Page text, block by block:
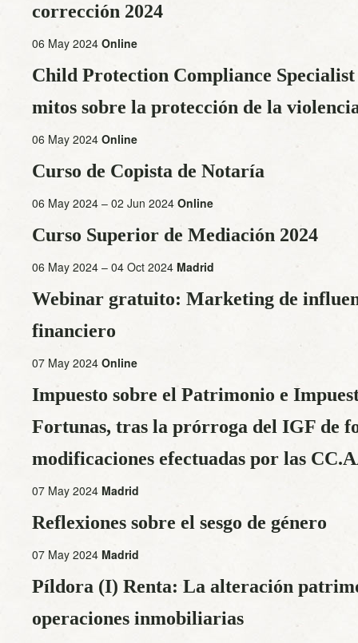
corrección 2024
06 May 2024 Online
Child Protection Compliance
mitos sobre la protección de la
06 May 2024 Online
Curso de Copista de Notaría
06 May 2024 – 02 Jun 2024 Online
Curso Superior de Mediación 2024
06 May 2024 – 04 Oct 2024 Madrid
Webinar gratuito: Marketing de
financiero
07 May 2024 Online
Impuesto sobre el Patrimonio e
Fortunas, tras la prórroga del IGF de
modificaciones efectuadas por las
07 May 2024 Madrid
Reflexiones sobre el sesgo de género
07 May 2024 Madrid
Píldora (I) Renta: La alteración
operaciones inmobiliarias